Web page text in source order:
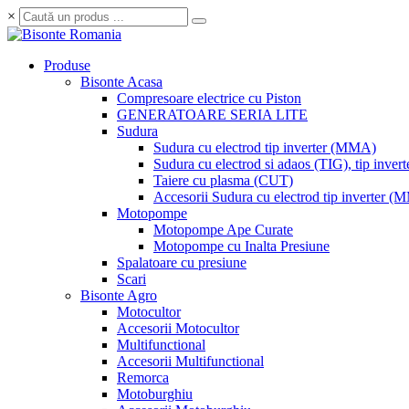
×
Produse
Bisonte Acasa
Compresoare electrice cu Piston
GENERATOARE SERIA LITE
Sudura
Sudura cu electrod tip inverter (MMA)
Sudura cu electrod si adaos (TIG), tip
Taiere cu plasma (CUT)
Accesorii Sudura cu electrod tip inverter
Motopompe
Motopompe Ape Curate
Motopompe cu Inalta Presiune
Spalatoare cu presiune
Scari
Bisonte Agro
Motocultor
Accesorii Motocultor
Multifunctional
Accesorii Multifunctional
Remorca
Motoburghiu